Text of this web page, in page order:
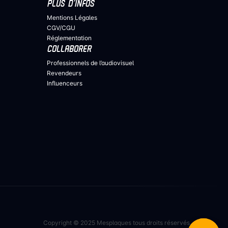
PLUS D’INFOS
Mentions Légales
CGV/CGU
Réglementation
COLLABORER
Professionnels de l’audiovisuel
Revendeurs
Influenceurs
Copyright © 2025 Mesplaques tous droits réservés.